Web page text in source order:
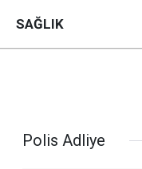
SAĞLIK
Polis Adliye